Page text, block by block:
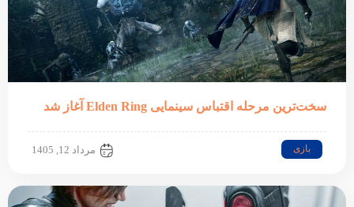
سخت‌ترین مرحله اقتباس سینمایی Elden Ring آغاز شد
بازی مرداد 12, 1405